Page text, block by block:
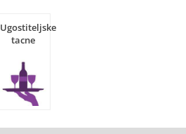
Ugostiteljske
tacne